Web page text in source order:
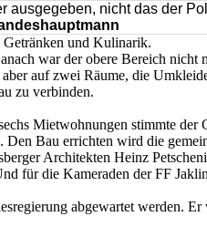
ausgegeben, nicht das der
Getränken und Kulinarik.
war der obere Bereich
auf zwei Räume, die
zu verbinden.
Mietwohnungen stimmte der
Bau errichten wird die
Architekten Heinz
für die Kameraden der FF
abgewartet werden.